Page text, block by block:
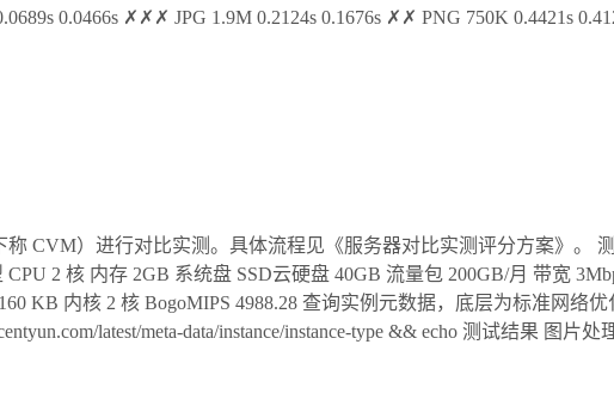
0.0466s ✗✗✗ JPG 1.9M 0.2124s 0.1676s ✗✗ PNG 750K 0.4421s
CVM）进行对比实测。具体流程见《服务器对比实测评分方案》。
2 核 内存 2GB 系统盘 SSD云硬盘 40GB 流量包 200GB/月 带宽
KB 内核 2 核 BogoMIPS 4988.28 查询实例元数据，底层为标准网络优
latest/meta-data/instance/instance-type && echo 测试结果 图片处